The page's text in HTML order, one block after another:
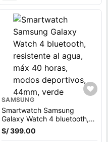
SAMSUNG
Smartwatch Samsung
Galaxy Watch 4 bluetooth,
resistente al agua, máx 40
horas, modos deportivos,
S/ 399.00